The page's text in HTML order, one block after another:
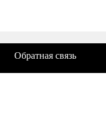
Обратная связь